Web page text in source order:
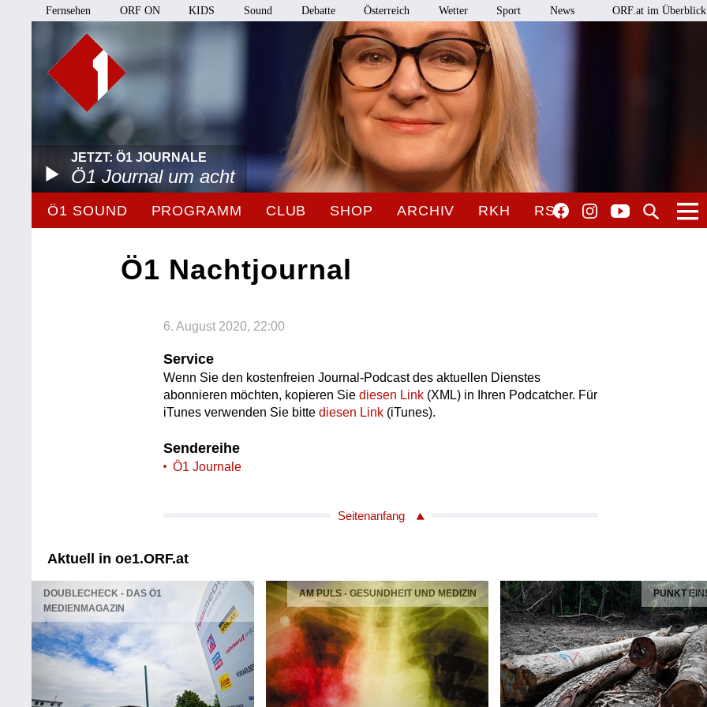
Fernsehen ORF ON KIDS Sound Debatte Österreich Wetter Sport News ORF.at im Überblick
JETZT: Ö1 JOURNALE
Ö1 Journal um acht
Ö1 SOUND PROGRAMM CLUB SHOP ARCHIV RKH RSO
Ö1 Nachtjournal
6. August 2020, 22:00
Service
Wenn Sie den kostenfreien Journal-Podcast des aktuellen Dienstes
abonnieren möchten, kopieren Siediesen Link (XML) in Ihren Podcatcher. Für
iTunes verwenden Sie bittediesen Link (iTunes).
Sendereihe
Ö1 Journale
Seitenanfang
Aktuell in oe1.ORF.at
DOUBLECHECK - DAS Ö1
MEDIENMAGAZIN
AM PULS - GESUNDHEIT UND MEDIZIN PUNKT